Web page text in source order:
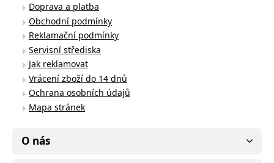
Doprava a platba
Obchodní podmínky
Reklamační podmínky
Servisní střediska
Jak reklamovat
Vrácení zboží do 14 dnů
Ochrana osobních údajů
Mapa stránek
O nás